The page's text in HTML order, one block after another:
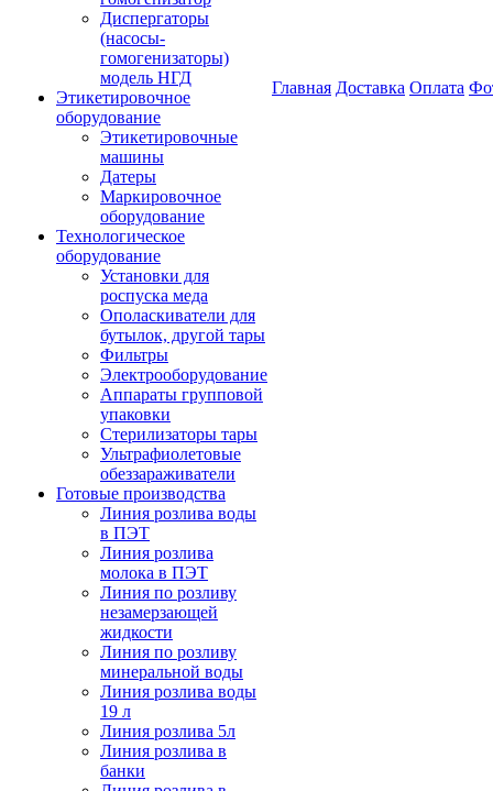
Диспергаторы
(насосы-
гомогенизаторы)
модель НГД
Этикетировочное
оборудование
Этикетировочные
машины
Датеры
Маркировочное
оборудование
Технологическое
оборудование
Установки для
роспуска меда
Ополаскиватели для
бутылок, другой тары
Фильтры
Электрооборудование
Аппараты групповой
упаковки
Стерилизаторы тары
Ультрафиолетовые
обеззараживатели
Готовые производства
Линия розлива воды
в ПЭТ
Линия розлива
молока в ПЭТ
Линия по розливу
незамерзающей
жидкости
Линия по розливу
минеральной воды
Линия розлива воды
19 л
Линия розлива 5л
Линия розлива в
банки
Главная Доставка Оплата